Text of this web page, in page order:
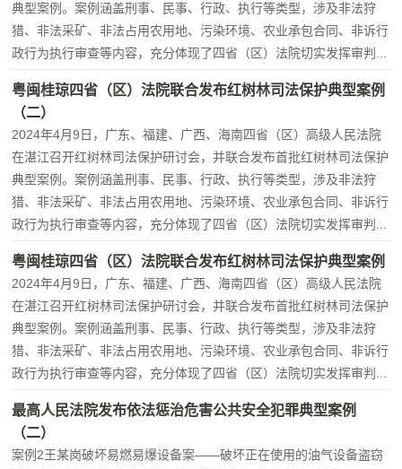
典型案例。案例涵盖刑事、民事、行政、执行等类型，涉及非法狩
猎、非法采矿、非法占用农用地、污染环境、农业承包合同、非诉行
政行为执行审查等内容，充分体现了四省（区）法院切实发挥审判...
粤闽桂琼四省（区）法院联合发布红树林司法保护典型案例
（二）
2024年4月9日，广东、福建、广西、海南四省（区）高级人民法院
在湛江召开红树林司法保护研讨会，并联合发布首批红树林司法保护
典型案例。案例涵盖刑事、民事、行政、执行等类型，涉及非法狩
猎、非法采矿、非法占用农用地、污染环境、农业承包合同、非诉行
政行为执行审查等内容，充分体现了四省（区）法院切实发挥审判...
粤闽桂琼四省（区）法院联合发布红树林司法保护典型案例
2024年4月9日，广东、福建、广西、海南四省（区）高级人民法院
在湛江召开红树林司法保护研讨会，并联合发布首批红树林司法保护
典型案例。案例涵盖刑事、民事、行政、执行等类型，涉及非法狩
猎、非法采矿、非法占用农用地、污染环境、农业承包合同、非诉行
政行为执行审查等内容，充分体现了四省（区）法院切实发挥审判...
最高人民法院发布依法惩治危害公共安全犯罪典型案例
（二）
案例2王某岗破坏易燃易爆设备案——破坏正在使用的油气设备盗窃